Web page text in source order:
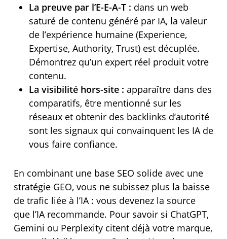
La preuve par l’E-E-A-T : dans un web
saturé de contenu généré par IA, la valeur
de l’expérience humaine (Experience,
Expertise, Authority, Trust) est décuplée.
Démontrez qu’un expert réel produit votre
contenu.
La visibilité hors-site : apparaître dans des
comparatifs, être mentionné sur les
réseaux et obtenir des backlinks d’autorité
sont les signaux qui convainquent les IA de
vous faire confiance.
En combinant une base SEO solide avec une
stratégie GEO, vous ne subissez plus la baisse
de trafic liée à l’IA : vous devenez la source
que l’IA recommande. Pour savoir si ChatGPT,
Gemini ou Perplexity citent déjà votre marque,